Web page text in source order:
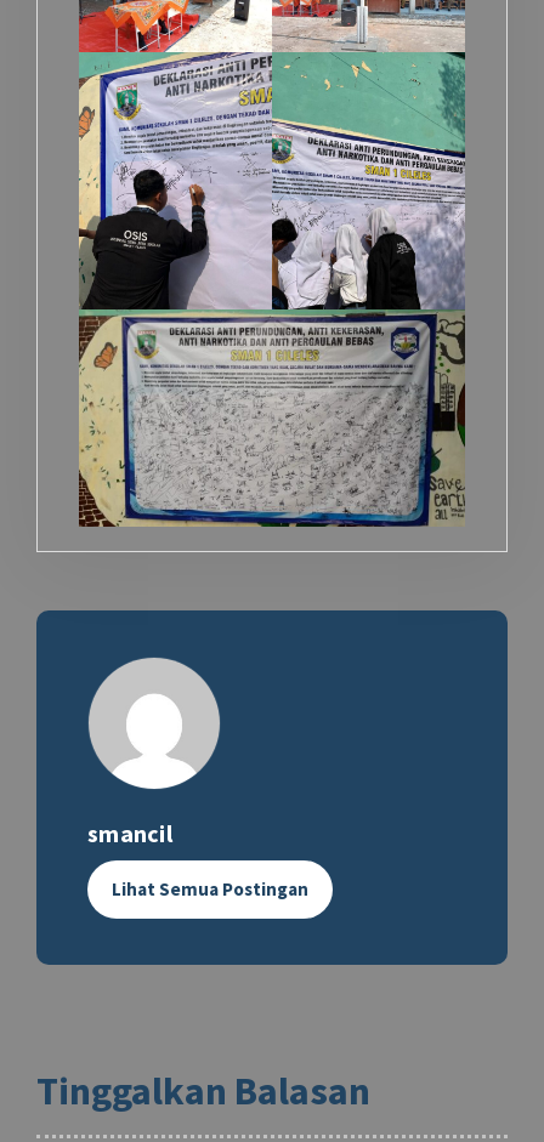
smancil
Lihat Semua Postingan
Tinggalkan Balasan